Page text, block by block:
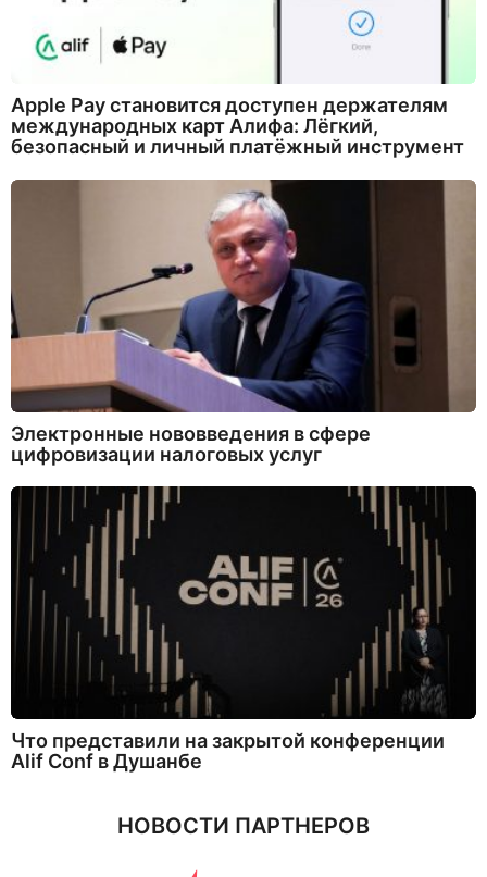
Apple Pay становится доступен держателям
международных карт Алифа: Лёгкий,
безопасный и личный платёжный инструмент
Электронные нововведения в сфере
цифровизации налоговых услуг
Что представили на закрытой конференции
Alif Conf в Душанбе
НОВОСТИ ПАРТНЕРОВ